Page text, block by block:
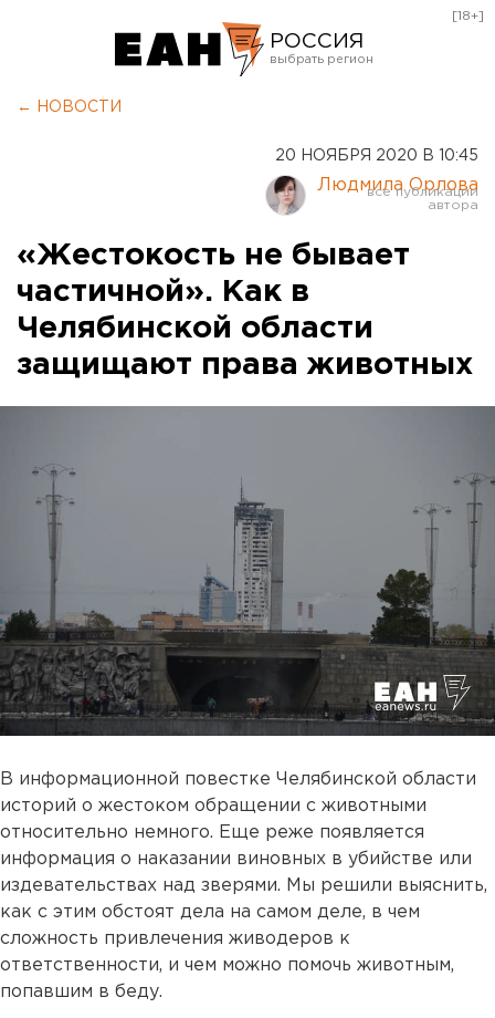
РОССИЯ
Курган
Оренбург
[18+]
← НОВОСТИ
20 НОЯБРЯ 2020 В 10:45
Людмила Орлова
«Жестокость не бывает
частичной». Как в
Челябинской области
защищают права животных
В информационной повестке Челябинской области
историй о жестоком обращении с животными
относительно немного. Еще реже появляется
информация о наказании виновных в убийстве или
издевательствах над зверями. Мы решили выяснить,
как с этим обстоят дела на самом деле, в чем
сложность привлечения живодеров к
ответственности, и чем можно помочь животным,
попавшим в беду.